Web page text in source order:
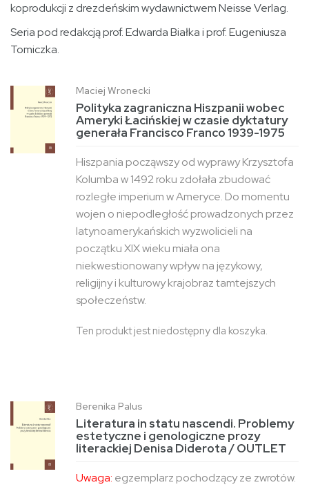
koprodukcji z drezdeńskim wydawnictwem Neisse Verlag.
Seria pod redakcją prof. Edwarda Białka i prof. Eugeniusza
Tomiczka.
Maciej Wronecki
Polityka zagraniczna Hiszpanii wobec
Ameryki Łacińskiej w czasie dyktatury
generała Francisco Franco 1939-1975
Hiszpania począwszy od wyprawy Krzysztofa
Kolumba w 1492 roku zdołała zbudować
rozległe imperium w Ameryce. Do momentu
wojen o niepodległość prowadzonych przez
latynoamerykańskich wyzwolicieli na
początku XIX wieku miała ona
niekwestionowany wpływ na językowy,
religijny i kulturowy krajobraz tamtejszych
społeczeństw.
Ten produkt jest niedostępny dla koszyka.
Berenika Palus
Literatura in statu nascendi. Problemy
estetyczne i genologiczne prozy
literackiej Denisa Diderota / OUTLET
Uwaga: egzemplarz pochodzący ze zwrotów.